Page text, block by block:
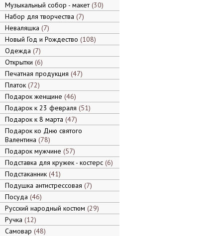
Музыкальный собор - макет 30
Набор для творчества 7
Неваляшка 7
Новый Год и Рождество 108
Одежда 7
Открытки 6
Печатная продукция 47
Платок 72
Подарок женщине 46
Подарок к 23 февраля 51
Подарок к 8 марта 47
Подарок ко Дню святого
Валентина 78
Подарок мужчине 57
Подставка для кружек - костерс 6
Подстаканник 41
Подушка антистрессовая 7
Посуда 46
Русский народный костюм 29
Ручка 12
Самовар 48